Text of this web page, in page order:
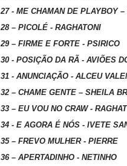
27 - ME CHAMAN DE PLAYBOY
28 – PICOLÉ - RAGHATONI
29 – FIRME E FORTE - PSIRICO
30 - POSIÇÃO DA RÃ - AVIÕES
31 - ANUNCIAÇÃO - ALCEU
32 – CHAME GENTE – SHEILA
33 – EU VOU NO CRAW -
34 - E AGORA É NÓS - IVETE
35 – FREVO MULHER - PIERRE
36 – APERTADINHO - NETINHO